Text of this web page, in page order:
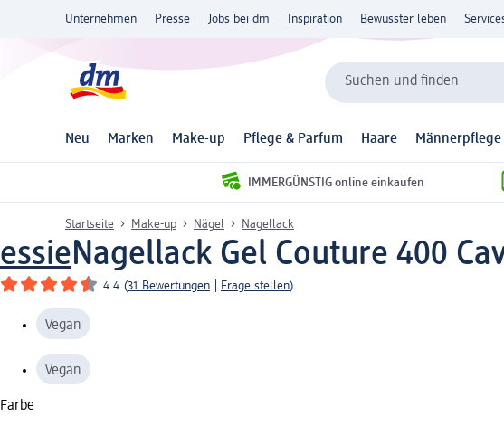
Unternehmen Presse Jobs bei dm Inspiration Bewusster leben
Suchen und finden
Neu Marken Make-up Pflege & Parfum Haare Männerpflege
IMMERGÜNSTIG online einkaufen
Startseite Make-up Nägel Nagellack
essieNagellack Gel Couture 400
4.4 (31 Bewertungen Frage stellen)
Vegan
Vegan
Farbe